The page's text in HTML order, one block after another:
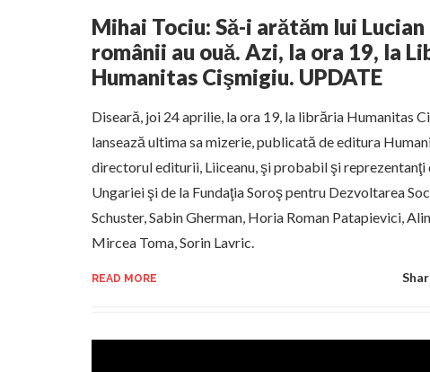
Mihai Tociu: Să-i arătăm lui Lucian
românii au ouă. Azi, la ora 19, la
Humanitas Cişmigiu. UPDATE
Diseară, joi 24 aprilie, la ora 19, la librăria Humanitas
lansează ultima sa mizerie, publicată de editura
directorul editurii, Liiceanu, şi probabil şi reprezentanţi
Ungariei şi de la Fundaţia Soroş pentru Dezvoltarea
Schuster, Sabin Gherman, Horia Roman Patapievici,
Mircea Toma, Sorin Lavric.
READ MORE